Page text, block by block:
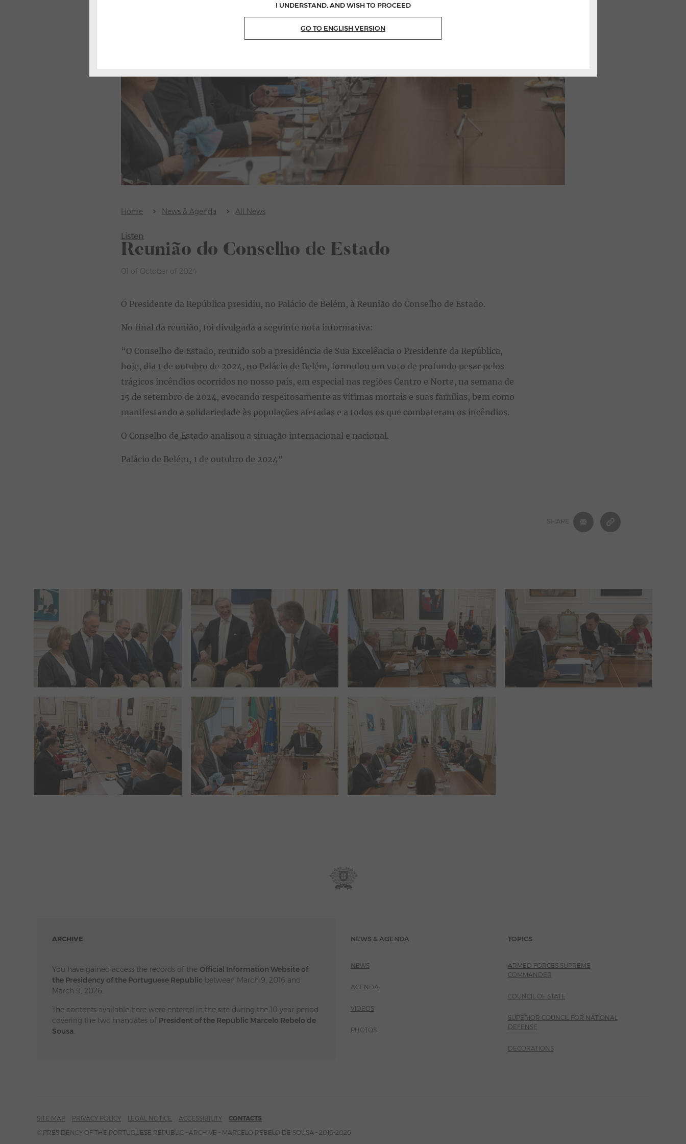
Home News & Agenda All News
Listen
Reunião do Conselho de Estado
01 of October of 2024
O Presidente da República presidiu, no Palácio de Belém, à Reunião do Conselho de Estado.
No final da reunião, foi divulgada a seguinte nota informativa:
“O Conselho de Estado, reunido sob a presidência de Sua Excelência o Presidente da República,
hoje, dia 1 de outubro de 2024, no Palácio de Belém, formulou um voto de profundo pesar pelos
trágicos incêndios ocorridos no nosso país, em especial nas regiões Centro e Norte, na semana de
15 de setembro de 2024, evocando respeitosamente as vítimas mortais e suas famílias, bem como
manifestando a solidariedade às populações afetadas e a todos os que combateram os incêndios.
O Conselho de Estado analisou a situação internacional e nacional.
Palácio de Belém, 1 de outubro de 2024”
SHARE
E-MAIL
ARCHIVE
You have gained access the records of the Official Information Website of
the Presidency of the Portuguese Republic between March 9, 2016 and
March 9, 2026.
The contents available here were entered in the site during the 10 year period
covering the two mandates of President of the Republic Marcelo Rebelo de
Sousa.
NEWS & AGENDA
NEWS
AGENDA
VIDEOS
PHOTOS
TOPICS
ARMED FORCES SUPREME
COMMANDER
COUNCIL OF STATE
SUPERIOR COUNCIL FOR NATIONAL
DEFENSE
DECORATIONS
SITE MAP PRIVACY POLICY LEGAL NOTICE ACCESSIBILITY
CONTACTS
© PRESIDENCY OF THE PORTUGUESE REPUBLIC - ARCHIVE - MARCELO REBELO DE SOUSA - 2016-2026
I UNDERSTAND, AND WISH TO PROCEED
GO TO ENGLISH VERSION